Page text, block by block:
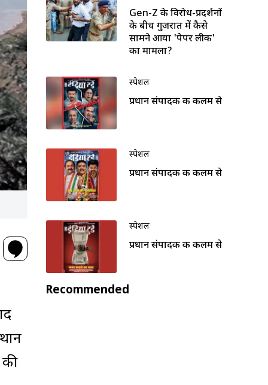
Gen-Z के विरोध-प्रदर्शनों
के बीच गुजरात में कैसे
सामने आया 'पेपर लीक'
का मामला?
स्पेशल
प्रधान संपादक की कलम से
स्पेशल
प्रधान संपादक की कलम से
स्पेशल
प्रधान संपादक की कलम से
Recommended